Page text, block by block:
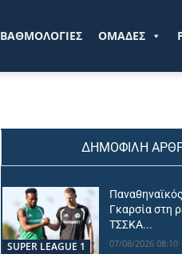
ΒΑΘΜΟΛΟΓΙΕΣ ΟΜΑΔΕΣ
ΔΗΜΟΦΙΛΗ
SUPER LEAGUE 1
Γκαρσία στη
ΤΣΣΚΑ...
07/08/2026 08:10